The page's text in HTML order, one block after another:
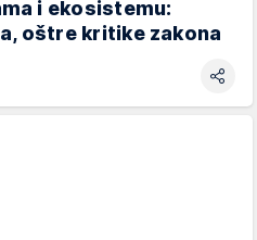
i ekosistemu:
oštre kritike zakona